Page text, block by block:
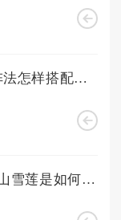
攻城掠地组合阵法怎样搭配最佳
影之刃3中的圣山雪莲是如何得到的呢